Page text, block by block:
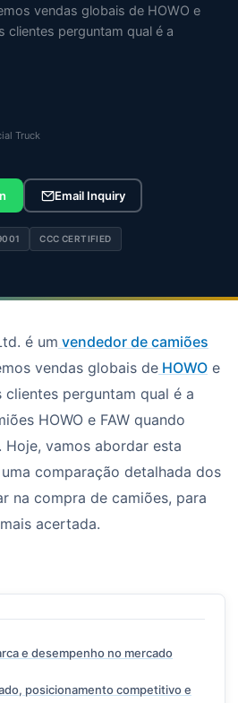
vendas globais de HOWO e
clientes perguntam qual é a
Truck
Email Inquiry
CCC CERTIFIED
é um vendedor de camiões
vendas globais de HOWO e
clientes perguntam qual é a
HOWO e FAW quando
vamos abordar esta
comparação detalhada dos
na compra de camiões, para
acertada.
e desempenho no mercado
posicionamento competitivo e